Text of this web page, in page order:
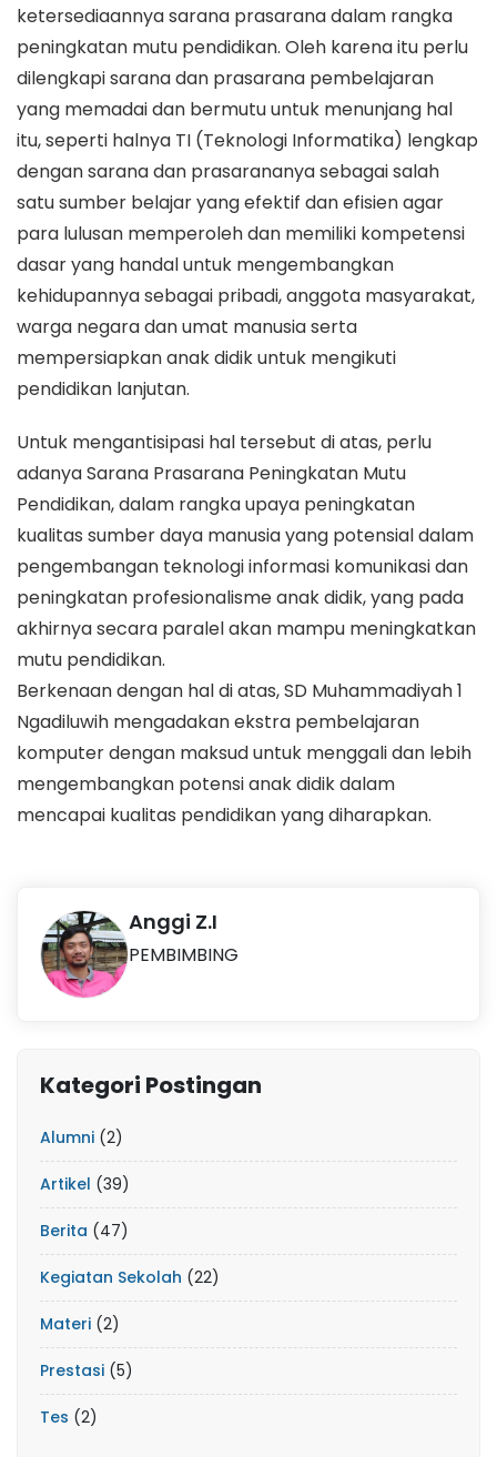
ketersediaannya sarana prasarana dalam rangka
peningkatan mutu pendidikan. Oleh karena itu perlu
dilengkapi sarana dan prasarana pembelajaran
yang memadai dan bermutu untuk menunjang hal
itu, seperti halnya TI (Teknologi Informatika) lengkap
dengan sarana dan prasarananya sebagai salah
satu sumber belajar yang efektif dan efisien agar
para lulusan memperoleh dan memiliki kompetensi
dasar yang handal untuk mengembangkan
kehidupannya sebagai pribadi, anggota masyarakat,
warga negara dan umat manusia serta
mempersiapkan anak didik untuk mengikuti
pendidikan lanjutan.
Untuk mengantisipasi hal tersebut di atas, perlu
adanya Sarana Prasarana Peningkatan Mutu
Pendidikan, dalam rangka upaya peningkatan
kualitas sumber daya manusia yang potensial dalam
pengembangan teknologi informasi komunikasi dan
peningkatan profesionalisme anak didik, yang pada
akhirnya secara paralel akan mampu meningkatkan
mutu pendidikan.
Berkenaan dengan hal di atas, SD Muhammadiyah 1
Ngadiluwih mengadakan ekstra pembelajaran
komputer dengan maksud untuk menggali dan lebih
mengembangkan potensi anak didik dalam
mencapai kualitas pendidikan yang diharapkan.
Anggi Z.I
PEMBIMBING
Kategori Postingan
Alumni (2)
Artikel (39)
Berita (47)
Kegiatan Sekolah (22)
Materi (2)
Prestasi (5)
Tes (2)